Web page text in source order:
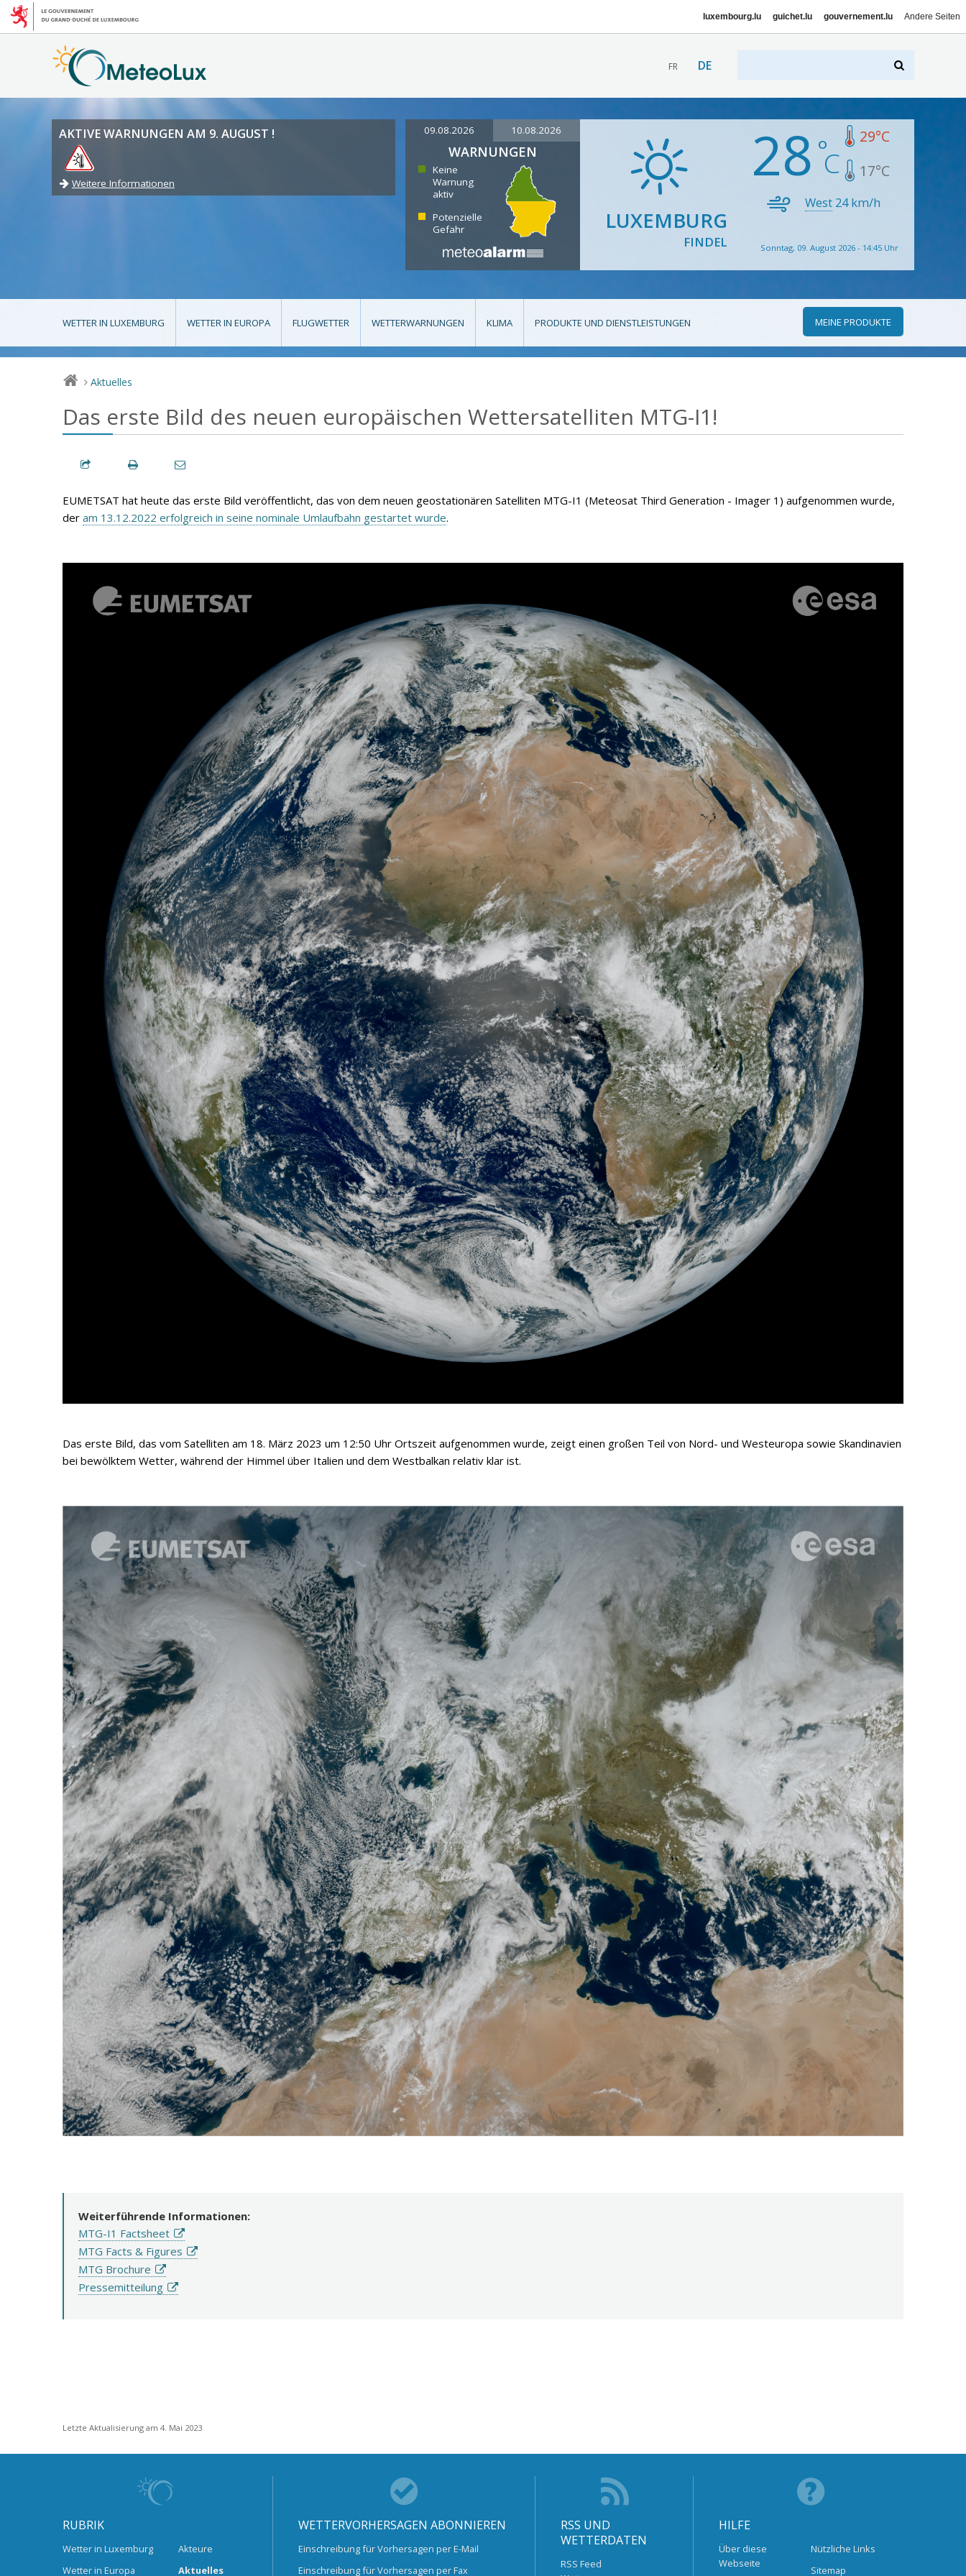
luxembourg.lu guichet.lu gouvernement.lu Andere Seiten
FR DE
AKTIVE WARNUNGEN AM 9. AUGUST !
Weitere Informationen
09.08.2026 10.08.2026
WARNUNGEN
Keine
Warnung
aktiv
Potenzielle
Gefahr
LUXEMBURG
FINDEL
28 29°C
17°C
West 24km/h
Sonntag, 09. August 2026 - 14:45 Uhr
WETTER IN LUXEMBURG WETTER IN EUROPA FLUGWETTER WETTERWARNUNGEN KLIMA PRODUKTE UND DIENSTLEISTUNGEN MEINE PRODUKTE
> Aktuelles
Das erste Bild des neuen europäischen Wettersatelliten MTG-I1!
EUMETSAT hat heute das erste Bild veröffentlicht, das von dem neuen geostationären Satelliten MTG-I1 (Meteosat Third Generation - Imager 1) aufgenommen wurde,
der am 13.12.2022 erfolgreich in seine nominale Umlaufbahn gestartet wurde.
Das erste Bild, das vom Satelliten am 18. März 2023 um 12:50 Uhr Ortszeit aufgenommen wurde, zeigt einen großen Teil von Nord- und Westeuropa sowie Skandinavien
bei bewölktem Wetter, während der Himmel über Italien und dem Westbalkan relativ klar ist.
Weiterführende Informationen:
MTG-I1 Factsheet
MTG Facts & Figures
MTG Brochure
Pressemitteilung
Letzte Aktualisierung am 4. Mai 2023
RUBRIK
Wetter in Luxemburg
Wetter in Europa
Akteure
Aktuelles
WETTERVORHERSAGEN ABONNIEREN
Einschreibung für Vorhersagen per E-Mail
Einschreibung für Vorhersagen per Fax
RSS UND
WETTERDATEN
RSS Feed
HILFE
Über diese
Webseite
Nützliche Links
Sitemap